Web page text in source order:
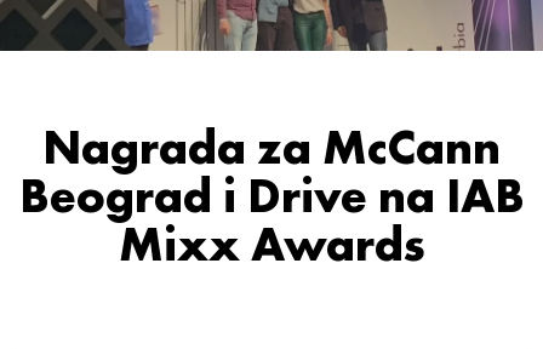
Nagrada za McCann
Beograd i Drive na IAB
Mixx Awards